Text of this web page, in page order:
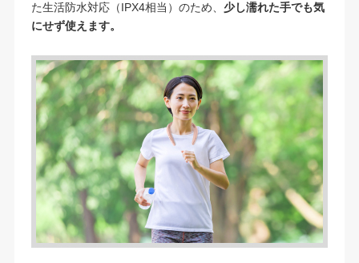
た生活防水対応（IPX4相当）のため、 少し濡れた手でも気
にせず使えます。